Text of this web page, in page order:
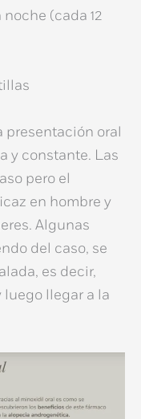
(cada 12
presentación oral
y constante. Las
pero el
en hombre y
. Algunas
del caso, se
es decir,
luego llegar a la